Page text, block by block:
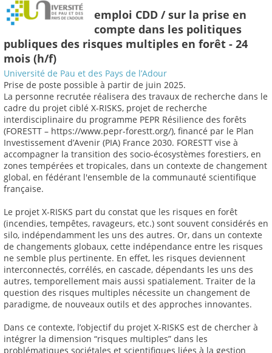
emploi CDD / sur la prise en
compte dans les politiques
publiques des risques multiples en forêt - 24
mois (h/f)
Université de Pau et des Pays de l’Adour
Prise de poste possible à partir de juin 2025.
La personne recrutée réalisera des travaux de recherche dans le
cadre du projet ciblé X-RISKS, projet de recherche
interdisciplinaire du programme PEPR Résilience des forêts
(FORESTT – https://www.pepr-forestt.org/), financé par le Plan
Investissement d’Avenir (PIA) France 2030. FORESTT vise à
accompagner la transition des socio-écosystèmes forestiers, en
zones tempérées et tropicales, dans un contexte de changement
global, en fédérant l'ensemble de la communauté scientifique
française.
Le projet X-RISKS part du constat que les risques en forêt
(incendies, tempêtes, ravageurs, etc.) sont souvent considérés en
silo, indépendamment les uns des autres. Or, dans un contexte
de changements globaux, cette indépendance entre les risques
ne semble plus pertinente. En effet, les risques deviennent
interconnectés, corrélés, en cascade, dépendants les uns des
autres, temporellement mais aussi spatialement. Traiter de la
question des risques multiples nécessite un changement de
paradigme, de nouveaux outils et des approches innovantes.
Dans ce contexte, l’objectif du projet X-RISKS est de chercher à
intégrer la dimension “risques multiples” dans les
problématiques sociétales et scientifiques liées à la gestion